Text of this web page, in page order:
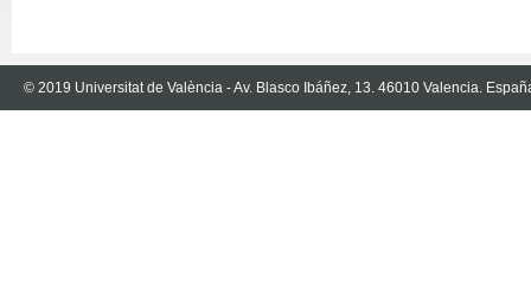
© 2019 Universitat de València - Av. Blasco Ibáñez, 13. 46010 Valencia.